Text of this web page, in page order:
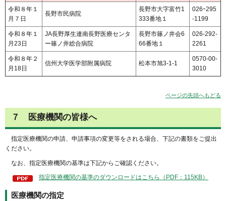
令和８年１
月７日
長野市民病院
長野市大字富竹1
333番地１
026ｰ295
-1199
令和８年１
月23日
JA長野厚生連南長野医療センタ
ー篠ノ井総合病院
長野市篠ノ井会6
66番地１
026-292-
2261
令和８年２
月18日
信州大学医学部附属病院 松本市旭3-1-1
0570-00-
3010
ページの先頭へもどる
７ 医療機関の皆様へ
指定医療機関の申請、申請事項の変更等をされる場合、下記の書類をご提出
ください。
なお、指定医療機関の基準は下記からご確認ください。
指定医療機関の基準のダウンロードはこちら（PDF：115KB）
医療機関の指定